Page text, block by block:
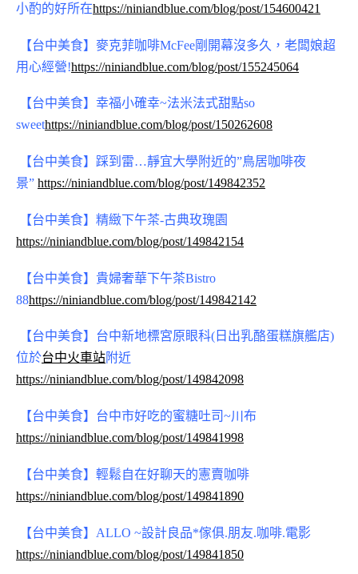
小酌的好所在https://niniandblue.com/blog/post/154600421
【台中美食】麥克菲咖啡McFee剛開幕沒多久，老闆娘超
用心經營!https://niniandblue.com/blog/post/155245064
【台中美食】幸福小確幸~法米法式甜點so
sweethttps://niniandblue.com/blog/post/150262608
【台中美食】踩到雷…靜宜大學附近的”鳥居咖啡夜
景” https://niniandblue.com/blog/post/149842352
【台中美食】精緻下午茶-古典玫瑰園
https://niniandblue.com/blog/post/149842154
【台中美食】貴婦奢華下午茶Bistro
88https://niniandblue.com/blog/post/149842142
【台中美食】台中新地標宮原眼科(日出乳酪蛋糕旗艦店)
位於台中火車站附近
https://niniandblue.com/blog/post/149842098
【台中美食】 台中市好吃的蜜糖吐司~川布
https://niniandblue.com/blog/post/149841998
【台中美食】輕鬆自在好聊天的憲賣咖啡
https://niniandblue.com/blog/post/149841890
【台中美食】 ALLO ~設計良品*傢俱.朋友.咖啡.電影
https://niniandblue.com/blog/post/149841850